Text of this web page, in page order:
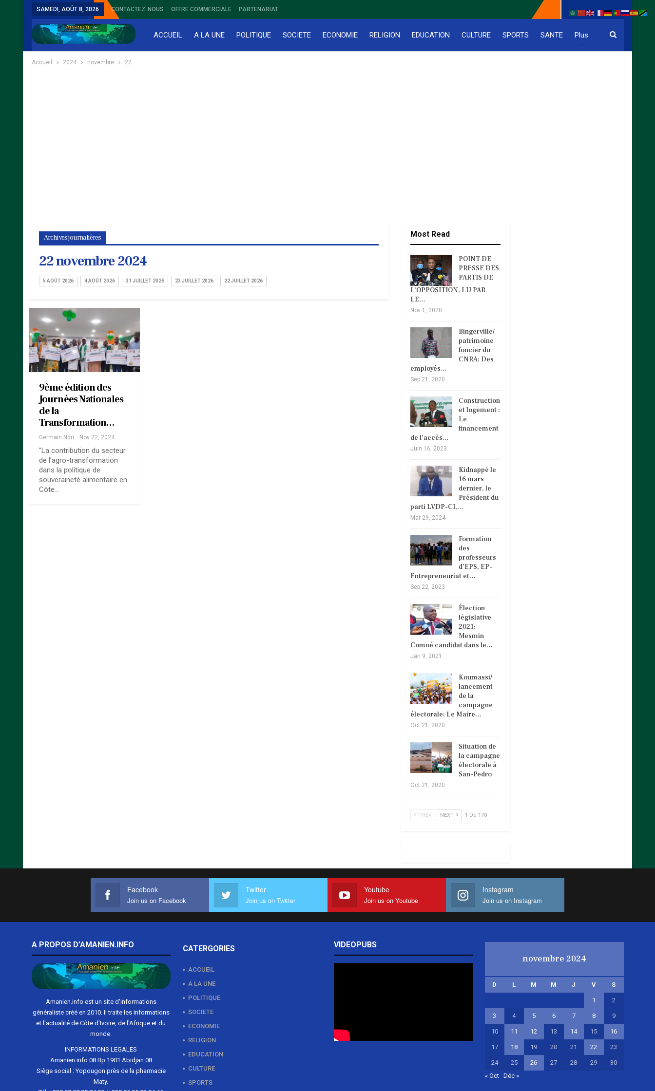
SAMEDI, AOÛT 8, 2026 CONTACTEZ-NOUS OFFRE COMMERCIALE PARTENARIAT
ACCUEIL A LA UNE POLITIQUE SOCIETE ECONOMIE RELIGION EDUCATION CULTURE SPORTS SANTE Plus
Accueil 2024 novembre 22
Archives journalières
22 novembre 2024
5 AOÛT 2026 4 AOÛT 2026 31 JUILLET 2026 23 JUILLET 2026 22 JUILLET 2026
9ème édition des
Journées Nationales
de la
Transformation…
Germain Ndri Nov 22, 2024
"La contribution du secteur
de l'agro-transformation
dans la politique de
souveraineté alimentaire en
Côte…
Most Read
POINT DE
PRESSE DES
PARTIS DE
L’OPPOSITION, LU PAR
LE…
Nov 1, 2020
Bingerville/
patrimoine
foncier du
CNRA: Des
employés…
Sep 21, 2020
Construction
et logement :
Le
financement
de l’accès…
Juin 16, 2023
Kidnappé le
16 mars
dernier, le
Président du
parti LVDP-CI,…
Mar 29, 2024
Formation
des
professeurs
d’EPS, EP-
Entrepreneuriat et…
Sep 22, 2023
Élection
législative
2021:
Mesmin
Comoé candidat dans le…
Jan 9, 2021
Koumassi/
lancement
de la
campagne
électorale: Le Maire…
Oct 21, 2020
Situation de
la campagne
électorale à
San-Pedro
Oct 21, 2020
PREV NEXT 1 De 170
Facebook
Join us on Facebook
Twitter
Join us on Twitter
Youtube
Join us on Youtube
Instagram
Join us on Instagram
A PROPOS D’AMANIEN.INFO
Amanien.info est un site d'informations
généraliste créé en 2010. Il traite les informations
et l'actualité de Côte d'Ivoire, de l'Afrique et du
monde.
INFORMATIONS LEGALES
Amanien.info 08 Bp 1901 Abidjan 08
Siège social : Yopougon près de la pharmacie
Maty.
CATERGORIES
ACCUEIL
A LA UNE
POLITIQUE
SOCIETE
ECONOMIE
RELIGION
EDUCATION
CULTURE
SPORTS
VIDEOPUBS
novembre 2024
D L M M J V S
1 2
3 4 5 6 7 8 9
10 11 12 13 14 15 16
17 18 19 20 21 22 23
24 25 26 27 28 29
30
« Oct
Déc »